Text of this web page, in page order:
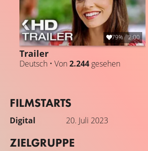
79% 2:00
Trailer
Deutsch • Von2.244 gesehen
FILMSTARTS
Digital 20. Juli 2023
ZIELGRUPPE